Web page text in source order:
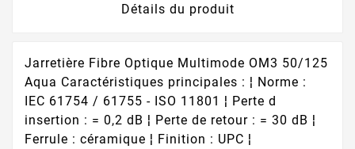
Détails du produit
Jarretière Fibre Optique Multimode OM3 50/125
Aqua Caractéristiques principales : ¦ Norme :
IEC 61754 / 61755 - ISO 11801 ¦ Perte d
insertion : = 0,2 dB ¦ Perte de retour : = 30 dB ¦
Ferrule : céramique ¦ Finition : UPC ¦